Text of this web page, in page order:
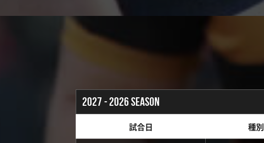
2027 - 2026 SEASON
試合日 種別